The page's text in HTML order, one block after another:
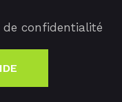
confidentialité